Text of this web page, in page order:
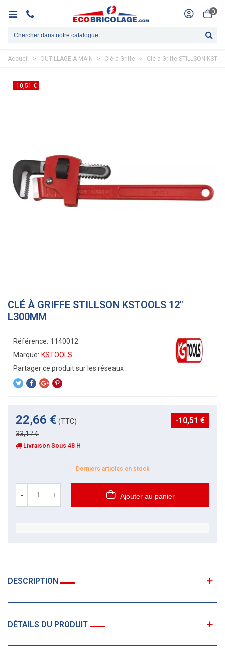
0
Accueil > OUTILLAGE A MAIN > Clé à Griffe > Clé à Griffe STILLSON
-10,51 €
CLÉ À GRIFFE STILLSON KSTOOLS 12"
L300MM
Référence: 1140012
Marque: KSTOOLS
22,66 € (TTC)
33,17 €
-10,51 €
Livraison Sous 48 H
Derniers articles en stock
- + Ajouter au panier
DESCRIPTION
DÉTAILS DU PRODUIT